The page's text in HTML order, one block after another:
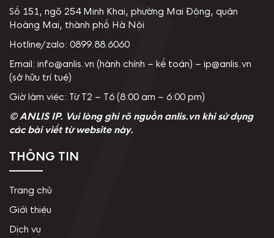
Số 151, ngõ 254 Minh Khai, phường Mai Động, quận
Hoàng Mai, thành phố Hà Nội
Hotline/zalo: 0899.88.6060
Email: info@anlis.vn (hành chính – kế toán) – ip@anlis.vn
(sở hữu trí tuệ)
Giờ làm việc: Từ T2 – T6 (8:00 am – 6:00 pm)
© ANLIS IP. Vui lòng ghi rõ nguồn anlis.vn khi sử dụng
các bài viết từ website này.
THÔNG TIN
Trang chủ
Giới thiệu
Dịch vụ